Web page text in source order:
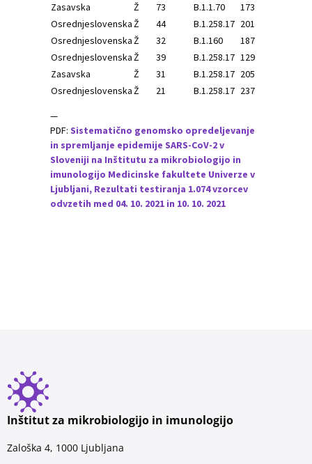
Zasavska
Ž 73 B.1.1.70 173
OsrednjeslovenskaŽ 44 B.1.258.17 201
OsrednjeslovenskaŽ 32 B.1.160 187
OsrednjeslovenskaŽ 39 B.1.258.17 129
Zasavska
Ž 31 B.1.258.17 205
OsrednjeslovenskaŽ 21 B.1.258.17 237
—
PDF: Sistematično genomsko opredeljevanje
in spremljanje epidemije SARS-CoV-2 v
Sloveniji na Inštitutu za mikrobiologijo in
imunologijo Medicinske fakultete Univerze v
Ljubljani, Rezultati testiranja 1.074 vzorcev
odvzetih med 04. 10. 2021 in 10. 10. 2021
Inštitut za mikrobiologijo in imunologijo
Zaloška 4, 1000 Ljubljana